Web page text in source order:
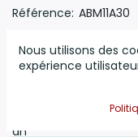
Référence: ABM11A30
Batteur MOULINEX-
Voltage: 230 V -
plastiques -
an
Nous utilisons des
expérience